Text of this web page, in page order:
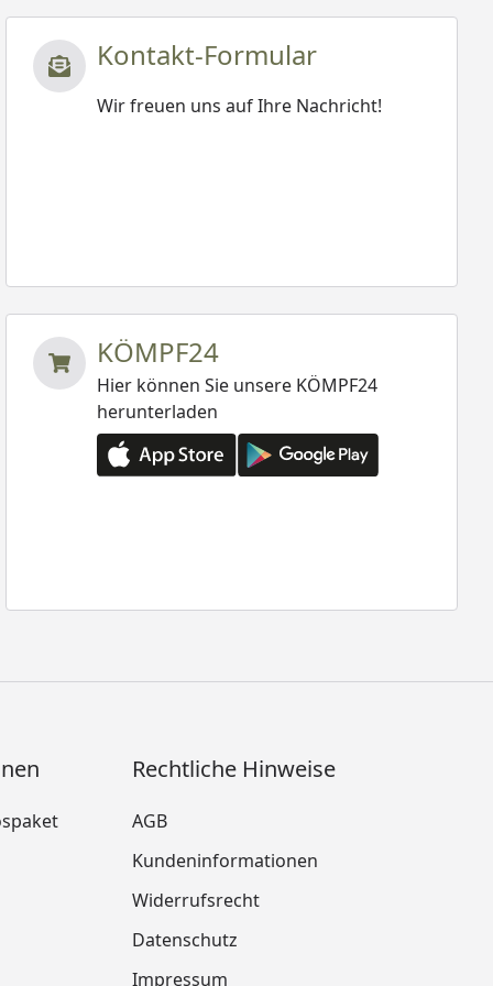
Kontakt-Formular
Wir freuen uns auf Ihre Nachricht!
KÖMPF24
Hier können Sie unsere KÖMPF24
herunterladen
Rechtliche Hinweise
AGB
Kundeninformationen
Widerrufsrecht
Datenschutz
Impressum